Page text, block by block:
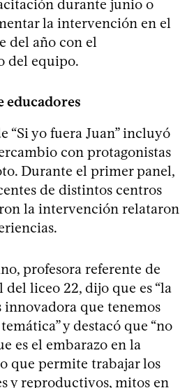
durante junio o
la intervención en el
del año con el
del equipo.
educadores
“Si yo fuera Juan” incluyó
con protagonistas
Durante el primer panel,
de distintos centros
la intervención relataron
profesora referente de
del liceo 22, dijo que es “la
que tenemos
y destacó que “no
es el embarazo en la
que permite trabajar los
y reproductivos, mitos en